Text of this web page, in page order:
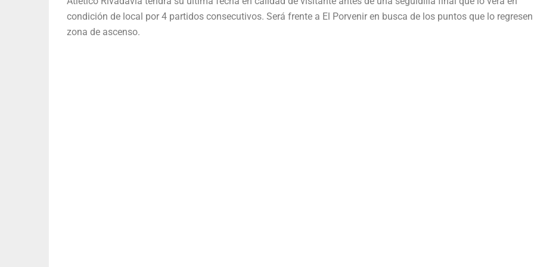
condición de local por 4 partidos consecutivos. Será frente a El Porvenir en busca de los puntos que lo
zona de ascenso.